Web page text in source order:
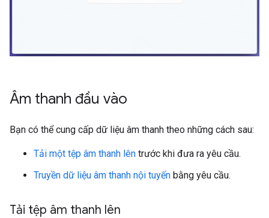
Âm thanh đầu vào
Bạn có thể cung cấp dữ liệu âm thanh theo những cách sau:
Tải một tệp âm thanh lên trước khi đưa ra yêu cầu.
Truyền dữ liệu âm thanh nội tuyến bằng yêu cầu.
Tải tệp âm thanh lên